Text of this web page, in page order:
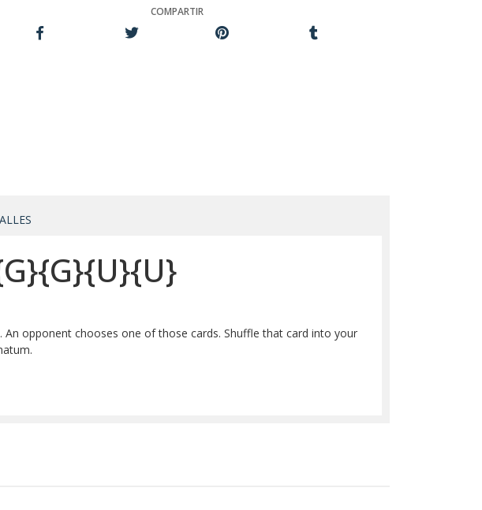
COMPARTIR
{G}{U}{U}
opponent chooses one of those cards. Shuffle that card into your